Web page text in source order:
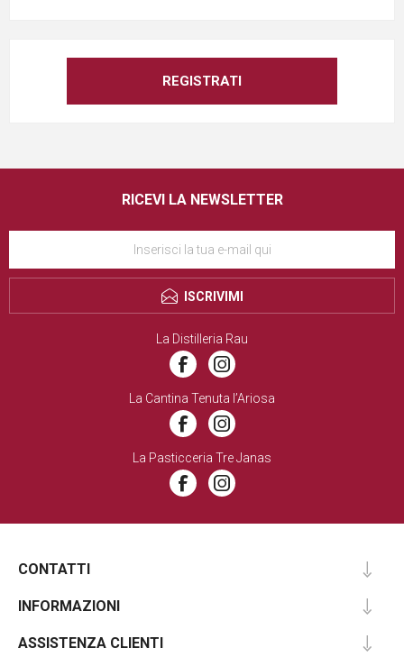
RICEVI LA NEWSLETTER
ISCRIVIMI
La Distilleria Rau
La Cantina Tenuta l’Ariosa
La Pasticceria Tre Janas
CONTATTI
INFORMAZIONI
ASSISTENZA CLIENTI